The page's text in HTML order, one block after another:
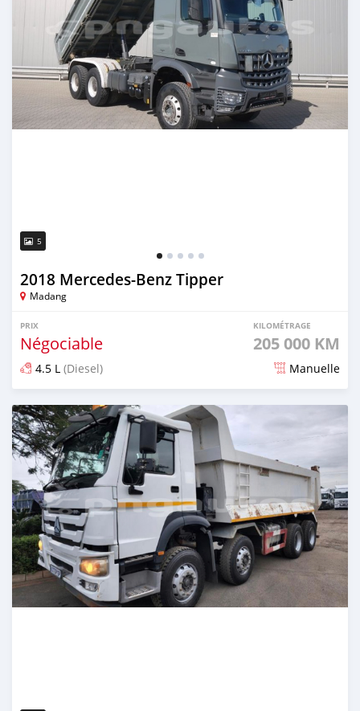
5
2018 Mercedes‒Benz Tipper
Madang
PRIX
Négociable
KILOMÉTRAGE
205 000 KM
4.5 L (Diesel) Manuelle
Publié il y a plus de 2 ans